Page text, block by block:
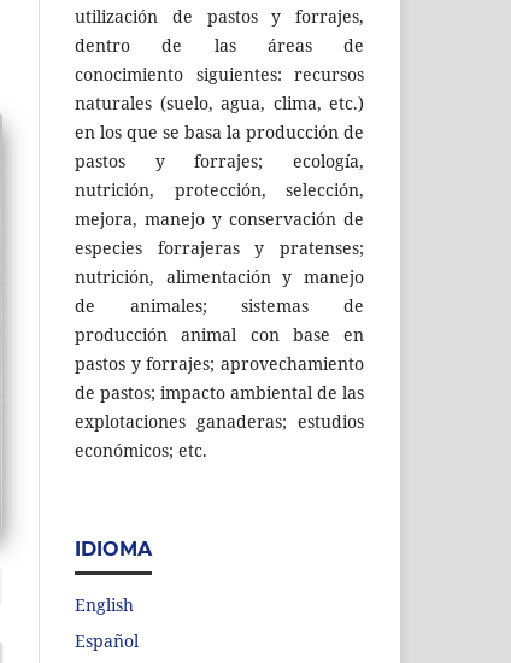
utilización de pastos y forrajes,
dentro de las áreas de
conocimiento siguientes: recursos
naturales (suelo, agua, clima, etc.)
en los que se basa la producción de
pastos y forrajes; ecología,
nutrición, protección, selección,
mejora, manejo y conservación de
especies forrajeras y pratenses;
nutrición, alimentación y manejo
de animales; sistemas de
producción animal con base en
pastos y forrajes; aprovechamiento
de pastos; impacto ambiental de las
explotaciones ganaderas; estudios
económicos; etc.
IDIOMA
English
Español